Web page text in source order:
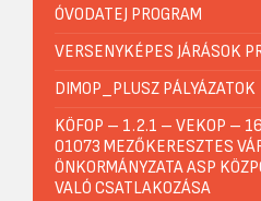
ÓVODATEJ PROGRAM
VERSENYKÉPES JÁRÁSOK
DIMOP_PLUSZ PÁLYÁZATOK
KÖFOP – 1.2.1 – VEKOP –
01073 MEZŐKERESZTES
ÖNKORMÁNYZATA ASP
VALÓ CSATLAKOZÁSA